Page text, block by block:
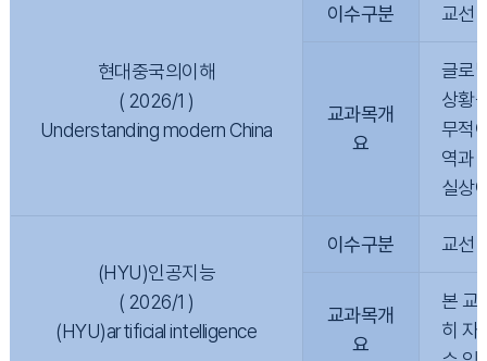
현대중국의이해
( 2026/1 )
Understanding modern China
이수구분 교선
교과목개
요
글로
상황
무적
역과
실상
(HYU)인공지능
( 2026/1 )
(HYU)artificial intelligence
이수구분 교선
교과목개
요
본 교
히 자